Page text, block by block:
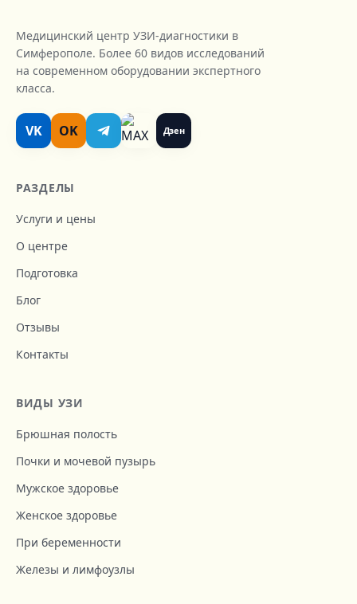
Медицинский центр УЗИ-диагностики в
Симферополе. Более 60 видов исследований
на современном оборудовании экспертного
класса.
VK OK Дзен
РАЗДЕЛЫ
Услуги и цены
О центре
Подготовка
Блог
Отзывы
Контакты
ВИДЫ УЗИ
Брюшная полость
Почки и мочевой пузырь
Мужское здоровье
Женское здоровье
При беременности
Железы и лимфоузлы